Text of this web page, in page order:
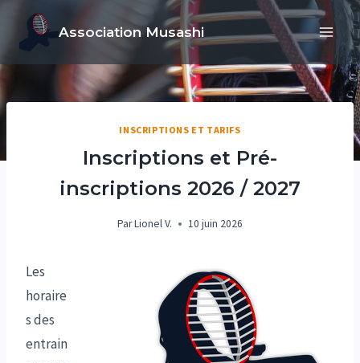
Association Musashi
INSCRIPTIONS ET TARIFS
Inscriptions et Pré-
inscriptions 2026 / 2027
ParLionel V. 10 juin 2026
Les
horaire
s des
entrain